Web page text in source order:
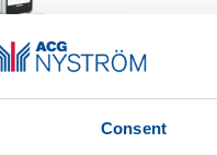
Consent